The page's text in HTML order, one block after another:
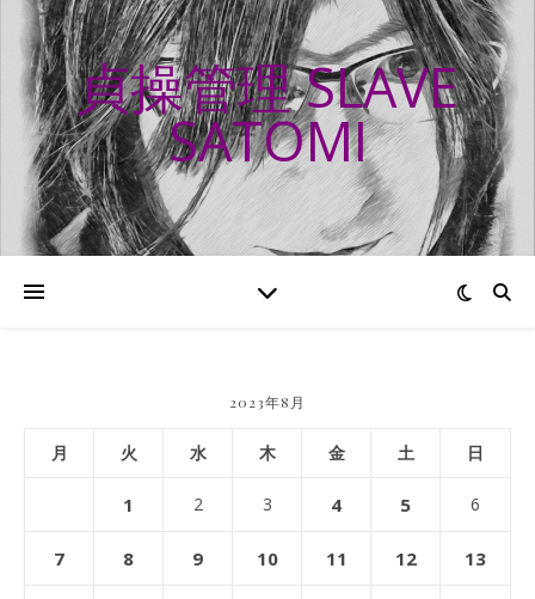
貞操管理 SLAVE
SATOMI
2023年8月
月 火 水 木 金 土 日
1 2 3 4 5 6
7 8 9 10 11 12 13